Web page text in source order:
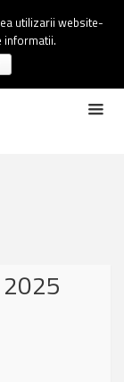
utilizarii website-
informatii.